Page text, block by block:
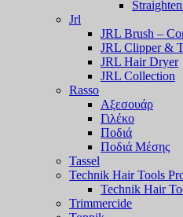
Jrl
JRL Brush –
JRL Clipper &
JRL Hair Dryer
JRL Collection
Rasso
Αξεσουάρ
Γιλέκο
Ποδιά
Ποδιά Μέσης
Tassel
Technik Hair Tools
Technik Hair
Trimmercide